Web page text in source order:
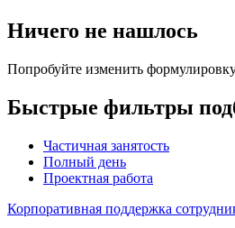
Ничего не нашлось
Попробуйте изменить
Быстрые фильтры
Частичная занятость
Полный день
Проектная работа
Корпоративная поддержка